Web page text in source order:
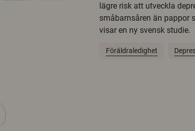
lägre risk att utveckla
småbarnsåren än pappor
visar en ny svensk studie.
Föräldraledighet